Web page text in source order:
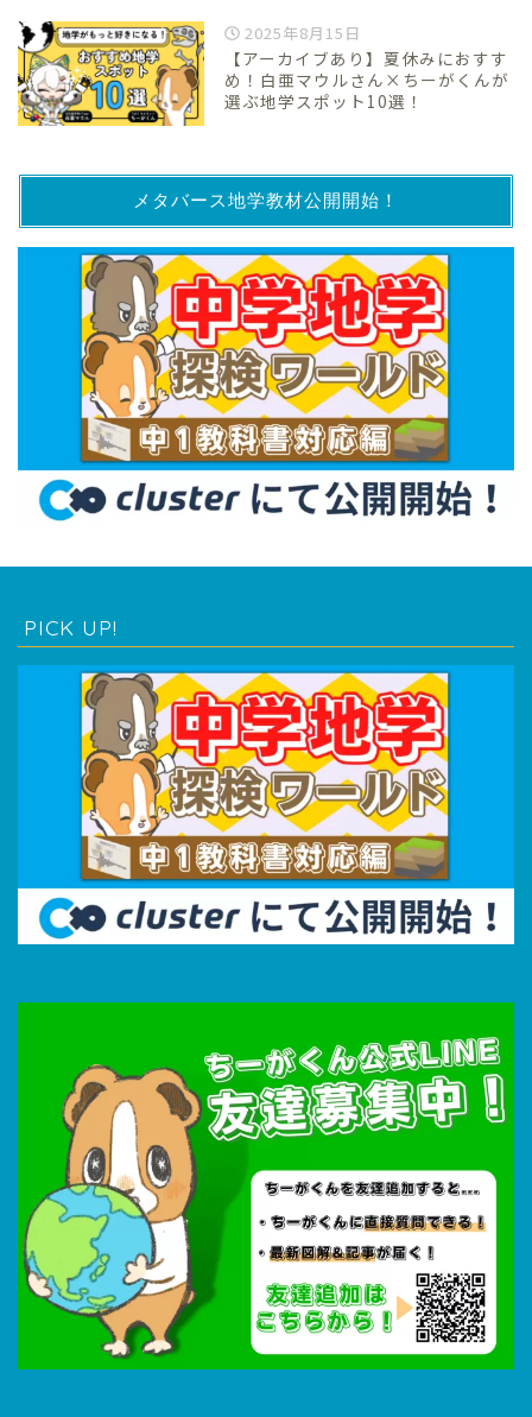
2025年8月15日
【アーカイブあり】夏休みにおすす
め！白亜マウルさん×ちーがくんが
選ぶ地学スポット10選！
メタバース地学教材公開開始！
PICK UP!